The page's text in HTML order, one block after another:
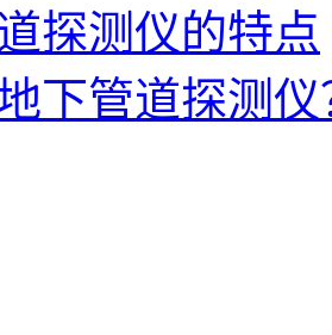
探测仪的特点
下管道探测仪